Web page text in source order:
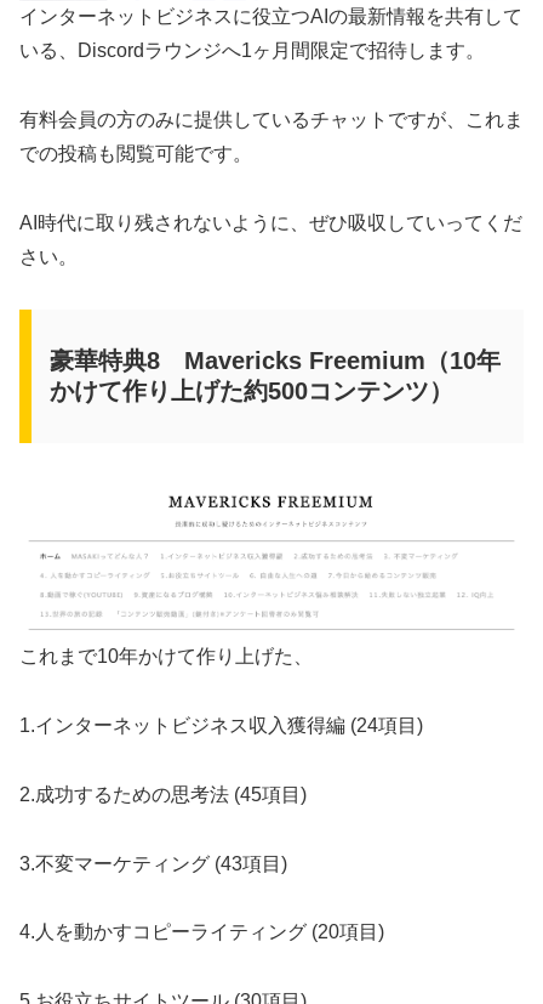
インターネットビジネスに役立つAIの最新情報を共有して
いる、Discordラウンジへ1ヶ月間限定で招待します。
有料会員の方のみに提供しているチャットですが、これま
での投稿も閲覧可能です。
AI時代に取り残されないように、ぜひ吸収していってくだ
さい。
豪華特典8 Mavericks Freemium（10年
かけて作り上げた約500コンテンツ）
これまで10年かけて作り上げた、
1.インターネットビジネス収入獲得編 (24項目)
2.成功するための思考法 (45項目)
3.不変マーケティング (43項目)
4.人を動かすコピーライティング (20項目)